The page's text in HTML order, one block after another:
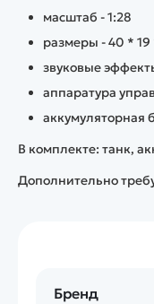
масштаб - 1:28
размеры - 40 * 19
звуковые
аппаратура
аккумуляторная
В комплекте: танк,
Дополнительно
Бренд